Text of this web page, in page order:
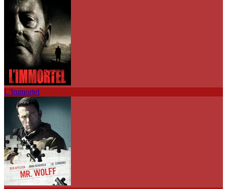
L'Immortel